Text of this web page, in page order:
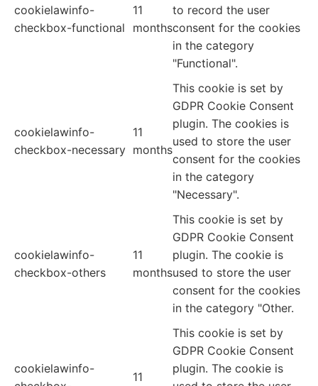
cookielawinfo-
checkbox-functional
11
months
to record the user
consent for the cookies
in the category
"Functional".
cookielawinfo-
checkbox-necessary
11
months
This cookie is set by
GDPR Cookie Consent
plugin. The cookies is
used to store the user
consent for the cookies
in the category
"Necessary".
cookielawinfo-
checkbox-others
11
months
This cookie is set by
GDPR Cookie Consent
plugin. The cookie is
used to store the user
consent for the cookies
in the category "Other.
cookielawinfo-
11
This cookie is set by
GDPR Cookie Consent
plugin. The cookie is